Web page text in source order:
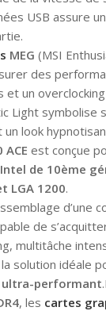
USB assure
MEG (MSI
des
et un
Light symbolise
look
ACE est conçue
de 10ème
LGA 1200.
d’une
de
multitâche
solution idéale
ultra-performant
, les cartes